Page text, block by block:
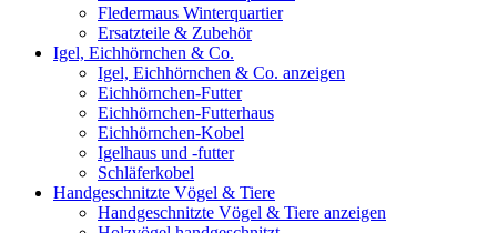
Fledermaus Winterquartier
Ersatzteile & Zubehör
Igel, Eichhörnchen & Co.
Igel, Eichhörnchen & Co. anzeigen
Eichhörnchen-Futter
Eichhörnchen-Futterhaus
Eichhörnchen-Kobel
Igelhaus und -futter
Schläferkobel
Handgeschnitzte Vögel & Tiere
Handgeschnitzte Vögel & Tiere anzeigen